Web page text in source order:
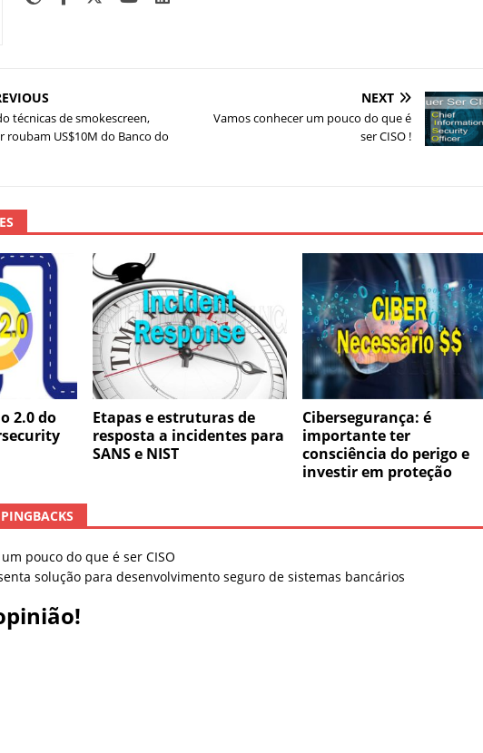
técnicas de smokescreen,
roubam US$10M do Banco do
NEXT
Vamos conhecer um pouco do que é
ser CISO !
2.0 do
Etapas e estruturas de
resposta a incidentes para
SANS e NIST
Cibersegurança: é
importante ter
consciência do perigo e
investir em proteção
pouco do que é ser CISO
solução para desenvolvimento seguro de sistemas bancários